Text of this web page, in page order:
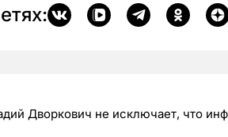
Дворкович не исключает, что